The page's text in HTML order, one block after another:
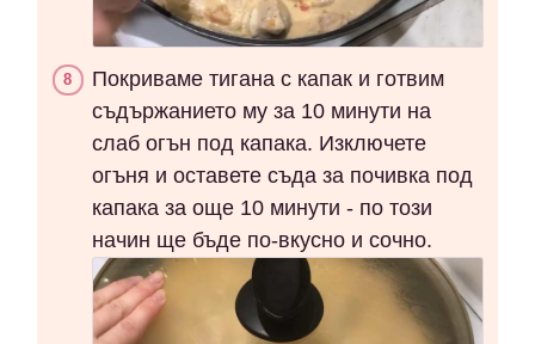
Покриваме тигана с капак и готвим
съдържанието му за 10 минути на
слаб огън под капака. Изключете
огъня и оставете съда за почивка под
капака за още 10 минути - по този
начин ще бъде по-вкусно и сочно.